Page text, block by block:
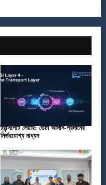
ট্রান্সপোর্ট লেয়ার: ডেটা আদান-প্রদানের
নির্ভরযোগ্য মাধ্যম